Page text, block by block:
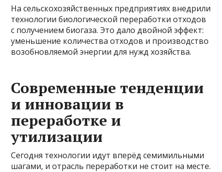
На сельскохозяйственных предприятиях внедрили
технологии биологической переработки отходов
с получением биогаза. Это дало двойной эффект:
уменьшение количества отходов и производство
возобновляемой энергии для нужд хозяйства.
Современные тенденции
и инновации в
переработке и
утилизации
Сегодня технологии идут вперёд семимильными
шагами, и отрасль переработки не стоит на месте.